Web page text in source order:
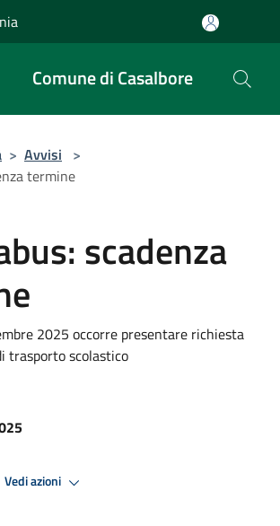
Comune di Casalbore
> Avvisi >
termine
scadenza
2025 occorre presentare richiesta
trasporto scolastico
Vedi azioni